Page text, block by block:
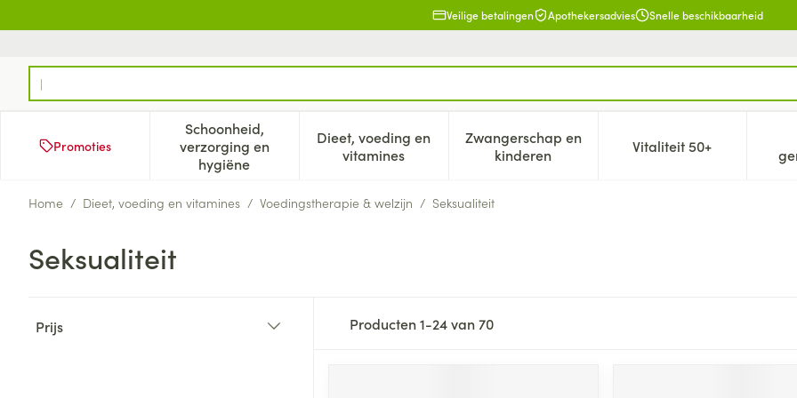
Veilige betalingen Apothekersadvies Snelle beschikbaarheid
Product, merk, categorie...
Promoties
Schoonheid,
verzorging en
hygiëne
Toon submenu voor Schoonheid, verzorging en hygiëne categorie
Dieet, voeding en
vitaminesToon submenu voor Dieet, voeding en vitamines categorie
Zwangerschap en
kinderenToon submenu voor Zwangerschap en
Vitaliteit 50+Toon submenu
Home / Dieet, voeding en vitamines / Voedingstherapie & welzijn / Seksualiteit
Seksualiteit
Prijs
Producten1-24van70